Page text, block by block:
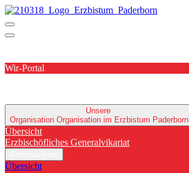
Wir-Portal
Unsere
Organisation Organisation im Erzbistum Paderborn
Übersicht
Erzbischöfliches Generalvikariat
Übersicht